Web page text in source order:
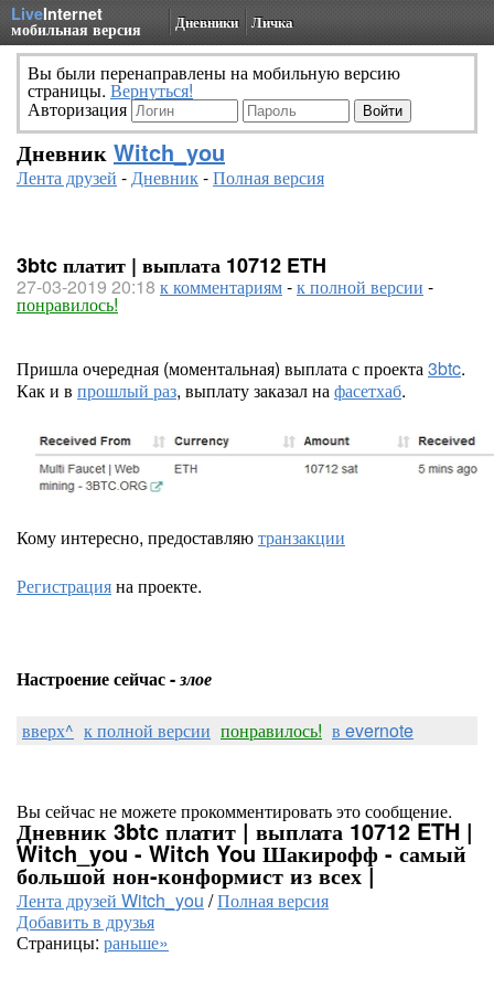
LiveInternet
мобильная версия Дневники Личка
Вы были перенаправлены на мобильную версию
страницы. Вернуться!
Авторизация
Дневник Witch_you
Лента друзей -Дневник-Полная версия
3btc платит | выплата 10712 ETH
27-03-2019 20:18 к комментариям-к полной версии -
понравилось!
Пришла очередная (моментальная) выплата с проекта3btc.
Как и в прошлый раз, выплату заказал нафасетхаб.
Кому интересно, предоставляютранзакции
Регистрацияна проекте.
Настроение сейчас -злое
вверх^ к полной версии понравилось! в evernote
Вы сейчас не можете прокомментировать это сообщение.
Дневник 3btc платит | выплата 10712 ETH |
Witch_you - Witch You Шакирофф - самый
большой нон-конформист из всех |
Лента друзей Witch_you /Полная версия
Добавить в друзья
Страницы: раньше»